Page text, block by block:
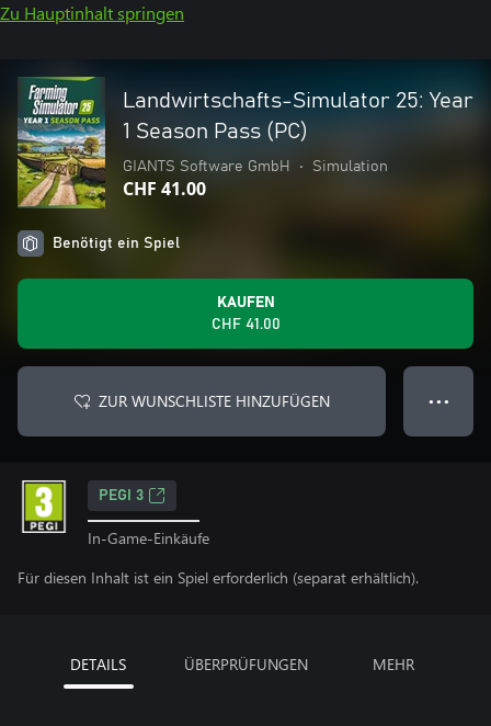
Zu Hauptinhalt springen
Landwirtschafts-Simulator 25: Year
1 Season Pass (PC)
GIANTS Software GmbH • Simulation
CHF 41.00
Benötigt ein Spiel
KAUFEN
CHF 41.00
ZUR WUNSCHLISTE HINZUFÜGEN ● ● ●
PEGI 3
In-Game-Einkäufe
Für diesen Inhalt ist ein Spiel erforderlich (separat erhältlich).
DETAILS ÜBERPRÜFUNGEN MEHR